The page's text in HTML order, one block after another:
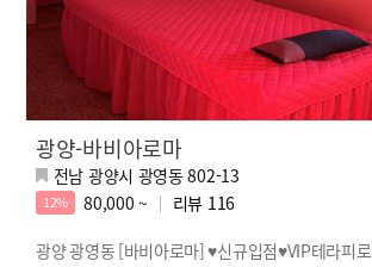
광양-바비아로마
전남 광양시 광영동 802-13
12% 80,000 ~ 리뷰 116
광양 광영동 [바비아로마] ♥신규입점♥VIP테라피